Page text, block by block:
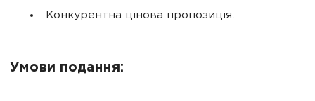
Конкурентна цінова пропозиція.
Умови подання: